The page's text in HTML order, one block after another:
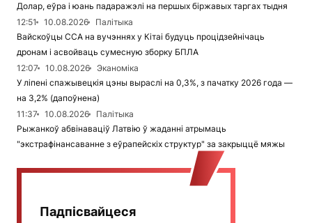
Долар, еўра і юань падаражэлі на першых біржавых таргах тыдня
12:51
10.08.2026
Палітыка
Вайскоўцы ССА на вучэннях у Кітаі будуць процідзейнічаць
дронам і асвойваць сумесную зборку БПЛА
12:07
10.08.2026
Эканоміка
У ліпені спажывецкія цэны выраслі на 0,3%, з пачатку 2026 года —
на 3,2% (дапоўнена)
11:37
10.08.2026
Палітыка
Рыжанкоў абвінаваціў Латвію ў жаданні атрымаць
"экстрафінансаванне з еўрапейскіх структур" за закрыццё мяжы
Падпісвайцеся